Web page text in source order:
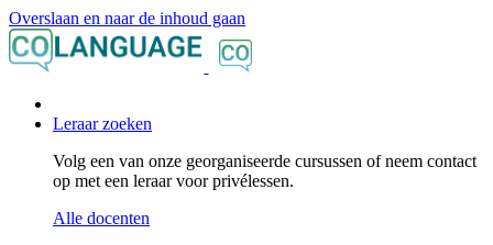
Overslaan en naar de inhoud gaan
Leraar zoeken
Volg een van onze georganiseerde cursussen of neem contact
op met een leraar voor privélessen.
Alle docenten